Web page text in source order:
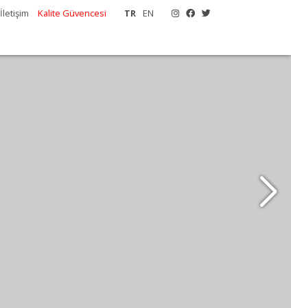
TR EN
İletişim Kalite Güvencesi